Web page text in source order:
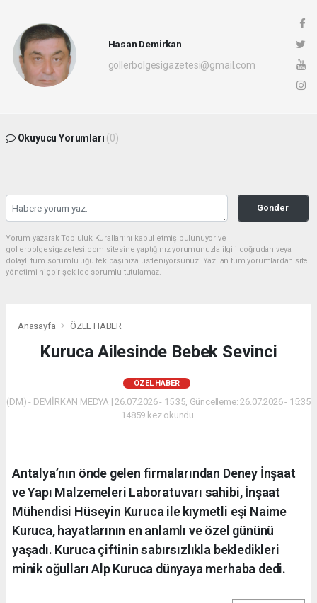
Hasan Demirkan
gollerbolgesigazetesi@gmail.com
Okuyucu Yorumları (0)
Gönder
Yorum yazarak Topluluk Kuralları’nı kabul etmiş bulunuyor ve
gollerbolgesigazetesi.com sitesine yaptığınız yorumunuzla ilgili doğrudan veya
dolaylı tüm sorumluluğu tek başınıza üstleniyorsunuz. Yazılan tüm yorumlardan site
yönetimi hiçbir şekilde sorumlu tutulamaz.
Anasayfa ÖZEL HABER
Kuruca Ailesinde Bebek Sevinci
ÖZEL HABER
(DM) - DEMİRKAN MEDYA | 26.07.2026 - 15:35, Güncelleme: 26.07.2026 - 15:35
14859 kez okundu.
Antalya’nın önde gelen firmalarından Deney İnşaat
ve Yapı Malzemeleri Laboratuvarı sahibi, İnşaat
Mühendisi Hüseyin Kuruca ile kıymetli eşi Naime
Kuruca, hayatlarının en anlamlı ve özel gününü
yaşadı. Kuruca çiftinin sabırsızlıkla bekledikleri
minik oğulları Alp Kuruca dünyaya merhaba dedi.